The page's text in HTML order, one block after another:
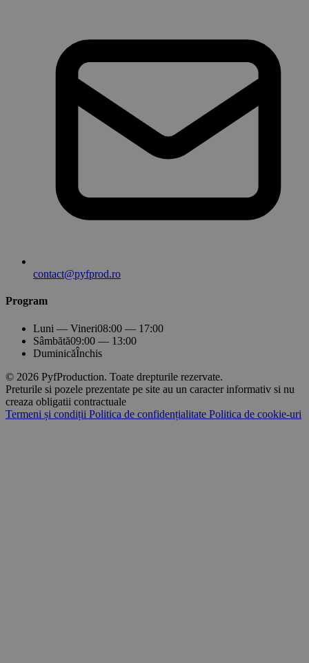
contact@pyfprod.ro
Program
Luni — Vineri08:00 — 17:00
Sâmbătă09:00 — 13:00
DuminicăÎnchis
© 2026 PyfProduction. Toate drepturile rezervate.
Preturile si pozele prezentate pe site au un caracter informativ si nu
creaza obligatii contractuale
Termeni și condiții Politica de confidențialitate Politica de cookie-uri